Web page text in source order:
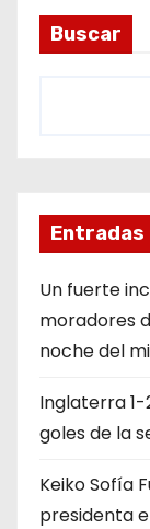
Buscar
Un fuerte
moradores
noche del
Inglaterra
goles de la
Keiko Sofía
presidenta